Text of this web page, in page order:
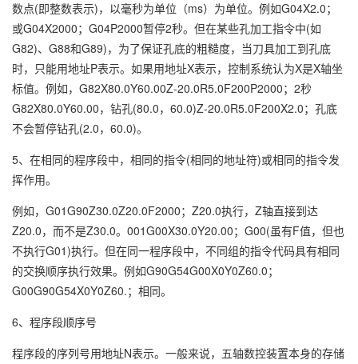
数点(即整数表示)，以毫秒为单位（ms）为单位。例如G04X2.0；
或G04X2000；G04P2000暂停2秒。但在某些孔加工指令中(如
G82)、G88和G89)，为了保证孔底的粗糙度，当刀具加工到孔底
时，只能用地址P表示。如果用地址X表示，控制系统认为X是X轴坐
标值。例如，G82X80.0Y60.00Z-20.0R5.0F200P2000；2秒
G82X80.0Y60.00，钻孔(80.0，60.0)Z-20.0R5.0F200X2.0；孔底
不会暂停钻孔(2.0，60.0)。
5、在相同的程序段中，相同的指令(相同的地址符)或相同的指令发
挥作用。
例如，G01G90Z30.0Z20.0F2000；Z20.0执行，Z轴直接到达
Z20.0，而不是Z30.0。001G00X30.0Y20.00；G00(虽有F值，但也
不执行G01)执行。但在同一程序段中，不同组的指令代码具有相同
的交换顺序执行效果。例如G90G54G00X0Y0Z60.0；
G00G90G54X0Y0Z60.；相同。
6、程序段顺序号
程序段的序列号用地址N表示。一般来说，五轴数控装置本身的存储